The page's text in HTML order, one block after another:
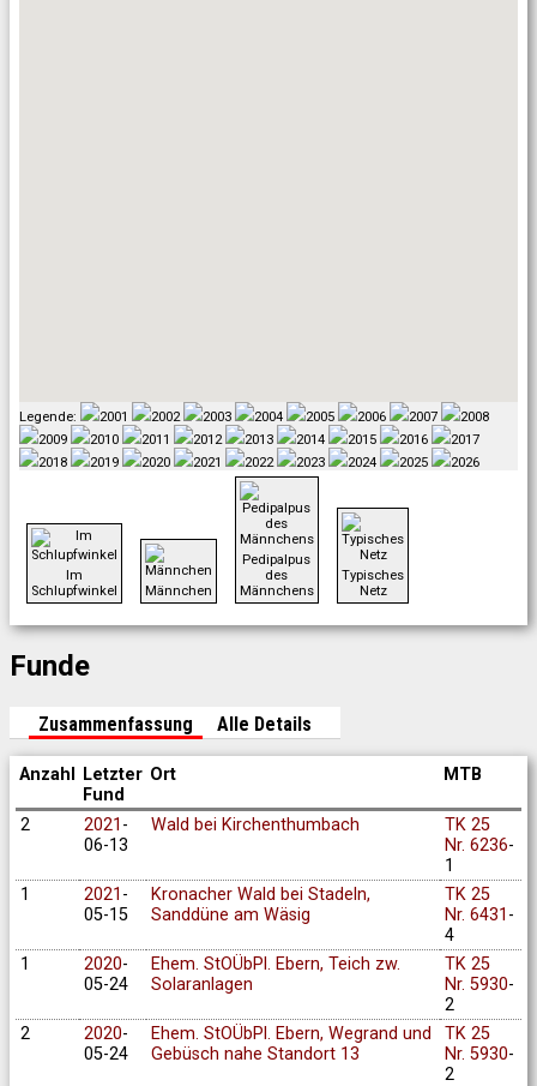
Legende: 2001 2002 2003 2004 2005 2006 2007
2008
2009
2010 2011 2012 2013 2014 2015 2016
2017
2018
2019 2020 2021 2022 2023 2024 2025 2026
Im
Schlupfwinkel
Männchen
Pedipalpus
des
Männchens
Typisches
Netz
Funde
Zusammenfassung Alle Details
Anzahl
Letzter
Fund
Ort MTB
2 2021 -
06-13
Wald bei Kirchenthumbach
TK 25
Nr. 6236-
1
1
2021 -
05-15
Kronacher Wald bei Stadeln,
Sanddüne am Wäsig
TK 25
Nr. 6431 -
4
1
2020-
05-24
Ehem. StOÜbPl. Ebern, Teich zw.
Solaranlagen
TK 25
Nr. 5930-
2
2
2020-
05-24
Ehem. StOÜbPl. Ebern, Wegrand und
Gebüsch nahe Standort 13
TK 25
Nr. 5930-
2